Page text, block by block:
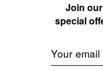
Join
special
Email